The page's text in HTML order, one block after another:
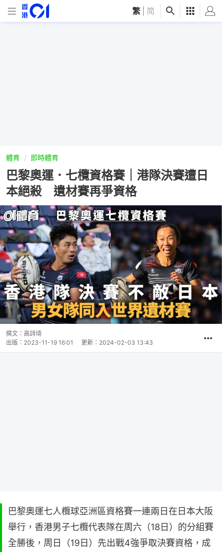
繁 简
體育 即時體育
巴黎奧運．七欖資格賽｜港隊決賽遭日
本絕殺 遺材賽再爭資格
撰文： 高詩琦
出版： 2023-11-19 16:01 更新： 2024-02-03 13:43
巴黎奧運七人欖球亞洲區資格賽一連兩日在日本大阪
舉行，香港男子七欖代表隊在周六（18日）的分組賽
全勝後，周日（19日）先出戰4強爭取決賽資格，成